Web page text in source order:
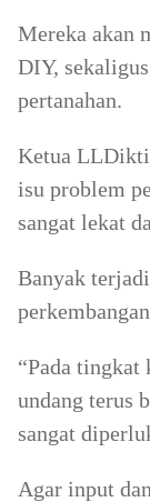
Mereka akan
DIY,
pertanahan.
Ketua LLDikti
isu problem
sangat lekat
Banyak
“Pada tingkat
undang terus
sangat
Agar input